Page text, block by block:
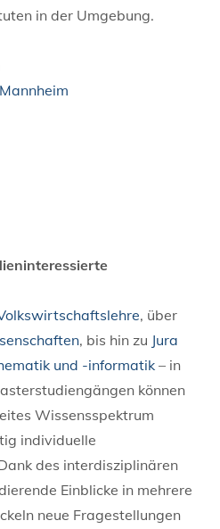
in der Umgebung.
, über
, bis hin zu Jura
und -informatik – in
können
Wissensspektrum
individuelle
des interdisziplinären
Einblicke in mehrere
neue Fragestellungen